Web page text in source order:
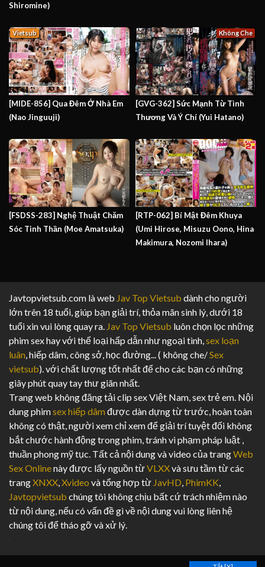
Shiromine)
[MIDE-856] Qua Đêm Ở Nhà Em
(Nao Jinguuji)
Vietsub
[GVG-362] Sức Mạnh Từ Tình
Thương Và Ý Chí (Yui Hatano)
Không Che
[FSDSS-283] Nghệ Thuật Chăm
Sóc Tinh Thần (Moe Amatsuka)
[RTP-062] Bí Mật Đêm Khuya
(Umi Hirose, Misuzu Oono, Hina
Makimura, Nozomi Ihara)
Javtopvietsub.com là web Jav Top Vietsub dành cho người
lớn trên 18 tuổi, giúp bạn giải trí, thỏa mãn sinh lý, dưới 18
tuổi xin vui lòng quay ra. Jav Top Vietsub luôn chọn lọc những
phim sex hay với thể loại hấp dẫn như ngoại tình, sex loạn
luân , hiếp dâm, công sở, học đường... ( không che/Sex
vietsub). với chất lượng tốt nhất để cho các bạn có những
giây phút quay tay thư giãn nhất.
Trang web không đăng tải clip sex Việt Nam, sex trẻ em. Nội
dung phimsex hiếp dâm được dàn dựng từ trước, hoàn toàn
không có thật, người xem chỉ xem để giải trí tuyệt đối không
bắt chước hành động trong phim, tránh vi phạm pháp luật ,
thuần phong mỹ tục. Tất cả nội dung và video của trangWeb
Sex Onlinenày được lấy nguồn từVLXXvà sưu tầm từ các
trangXNXX Xvideo và tổng hợp từ JavHD PhimKK
Javtopvietsub chúng tôi không chịu bất cứ trách nhiệm nào
từ nội dung, nếu có vấn đề gì về nội dung vui lòng liên hệ
chúng tôi để tháo gỡ và xử lý.